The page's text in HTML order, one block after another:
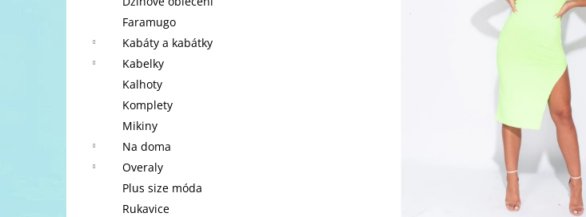
Faramugo
Kabáty a kabátky
Kabelky
Kalhoty
Komplety
Mikiny
Na doma
Overaly
Plus size móda
Rukavice